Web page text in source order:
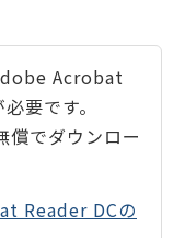
Acrobat
要です。
償でダウンロー
Reader DCの